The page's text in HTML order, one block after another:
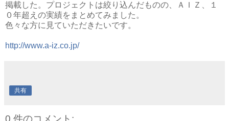
掲載した。プロジェクトは絞り込んだものの、ＡＩＺ、１
０年超えの実績をまとめてみました。
色々な方に見ていただきたいです。
http://www.a-iz.co.jp/
共有